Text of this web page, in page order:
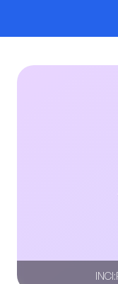
INCI: